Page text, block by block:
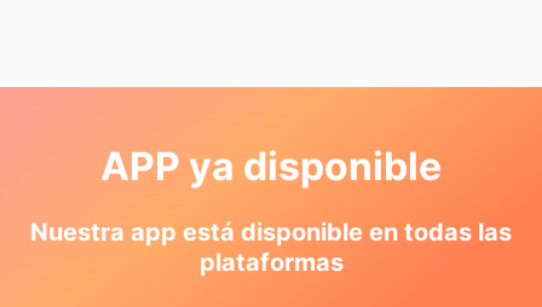
APP ya disponible
Nuestra app está disponible en todas las
plataformas